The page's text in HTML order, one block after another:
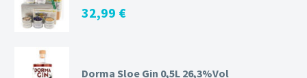
32,99 €
Dorma Sloe Gin 0,5L 26,3%Vol